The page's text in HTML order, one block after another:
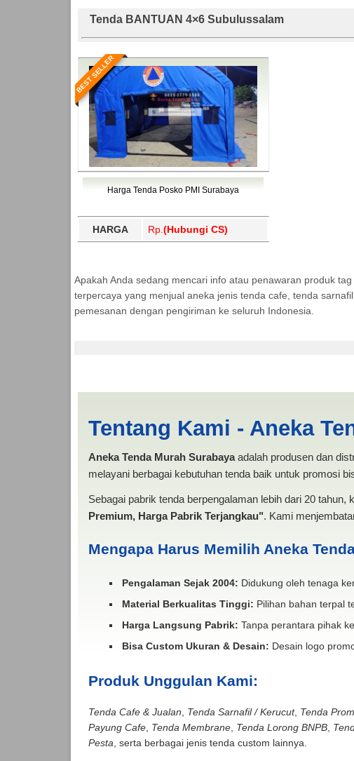
Tenda BANTUAN 4×6 Subulussalam
BEST SELLER
Harga Tenda Posko PMI Surabaya
HARGA Rp. (Hubungi CS)
Apakah Anda sedang mencari info atau penawaran produk tag
terpercaya yang menjual aneka jenis tenda cafe, tenda
pemesanan dengan pengiriman ke seluruh Indonesia.
Tentang Kami - Aneka
Aneka Tenda Murah Surabayaadalah produsen dan
melayani berbagai kebutuhan tenda baik untuk promosi
Sebagai pabrik tenda berpengalaman lebih dari 20
Premium, Harga Pabrik Terjangkau". Kami
Mengapa Harus Memilih Aneka
Pengalaman Sejak 2004: Didukung oleh tenaga
Material Berkualitas Tinggi: Pilihan bahan terpal
Harga Langsung Pabrik: Tanpa perantara pihak
Bisa Custom Ukuran & Desain: Desain logo
Produk Unggulan Kami:
Tenda Cafe & Jualan Tenda Sarnafil / Kerucut, Tenda
Payung Cafe, Tenda Membrane, Tenda Lorong BNPB,
Pesta , serta berbagai jenis tenda custom lainnya.